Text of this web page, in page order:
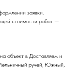
заявки.
стоимости работ —
объект в Доставляем и
ручей, Южный,